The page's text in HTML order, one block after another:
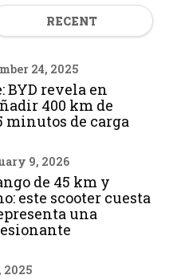
RECENT
24, 2025
BYD revela en
400 km de
minutos de carga
9, 2026
de 45 km y
este scooter cuesta
una
2025